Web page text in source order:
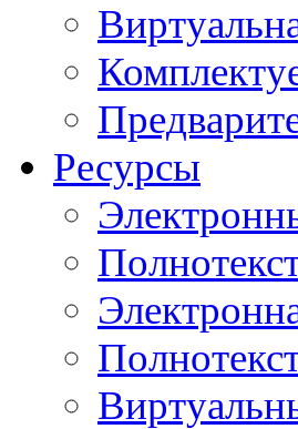
Ресурсы